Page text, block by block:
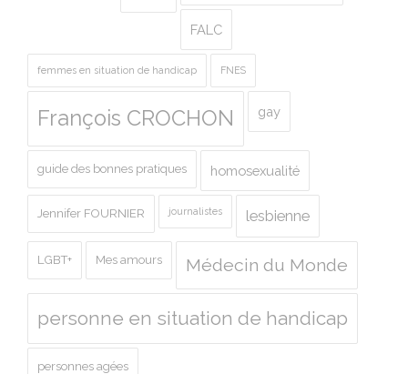
FALC
femmes en situation de handicap FNES
François CROCHON gay
guide des bonnes pratiques homosexualité
Jennifer FOURNIER journalistes lesbienne
LGBT+ Mes amours Médecin du Monde
personne en situation de handicap
personnes agées